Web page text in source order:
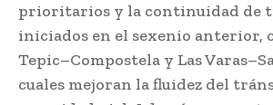
prioritarios y la continuidad de
iniciados en el sexenio anterior,
Tepic–Compostela y Las
cuales mejoran la fluidez del